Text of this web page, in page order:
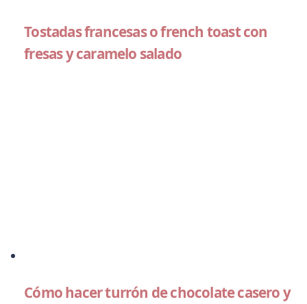
Tostadas francesas o french toast con
fresas y caramelo salado
Cómo hacer turrón de chocolate casero y